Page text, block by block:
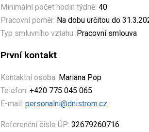
Minimální počet hodin týdně: 40
Pracovní poměr: Na dobu určitou do
Typ smluvního vztahu: Pracovní smlouva
První kontakt
Kontaktní osoba: Mariana Pop
Telefon: +420 775 045 065
E-mail: personalni@dnistrom.cz
Referenční číslo ÚP: 32679260716